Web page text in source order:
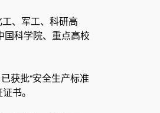
、军工、科研高
国科学院、重点高校
获批“安全生产标准
书。